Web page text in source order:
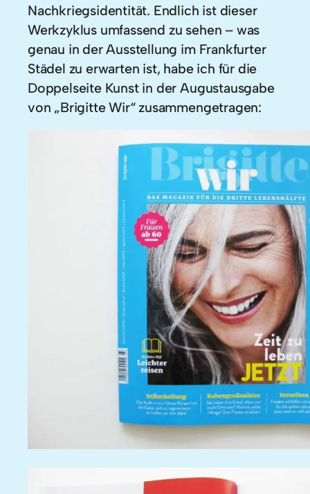
Nachkriegsidentität. Endlich ist dieser
Werkzyklus umfassend zu sehen – was
genau in der Ausstellung im Frankfurter
Städel zu erwarten ist, habe ich für die
Doppelseite Kunst in der Augustausgabe
von „Brigitte Wir“ zusammengetragen: